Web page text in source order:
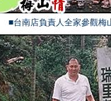
■台南店負責人全家參觀梅